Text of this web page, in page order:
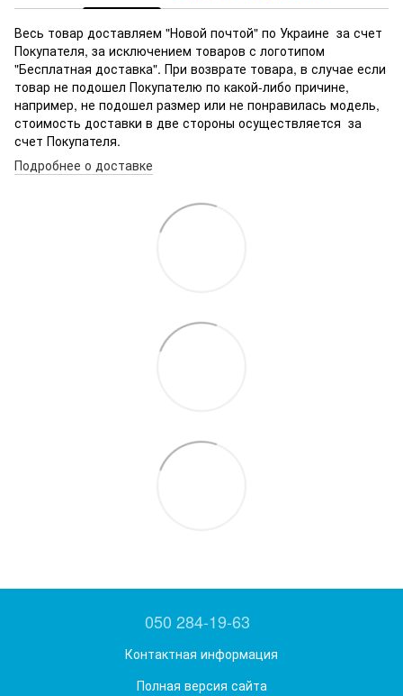
Весь товар доставляем "Новой почтой" по Украине за счет
Покупателя, за исключением товаров с логотипом
"Бесплатная доставка". При возврате товара, в случае если
товар не подошел Покупателю по какой-либо причине,
например, не подошел размер или не понравилась модель,
стоимость доставки в две стороны осуществляется за
счет Покупателя.
Подробнее о доставке
050 284-19-63
Контактная информация
Полная версия сайта